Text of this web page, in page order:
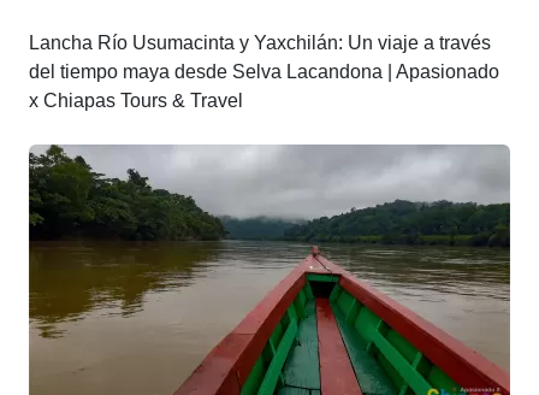
Lancha Río Usumacinta y Yaxchilán: Un viaje a través
del tiempo maya desde Selva Lacandona | Apasionado
x Chiapas Tours & Travel